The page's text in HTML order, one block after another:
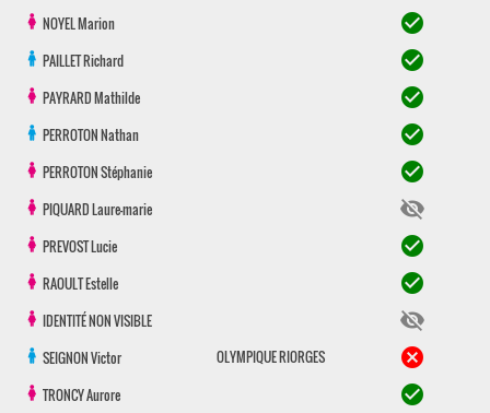
NOYELMarion check_circle
PAILLETRichard check_circle
PAYRARDMathilde check_circle
PERROTONNathan check_circle
PERROTONStéphanie check_circle
PIQUARDLaure-marie visibility_off
PREVOSTLucie check_circle
RAOULTEstelle check_circle
IDENTITÉ NON VISIBLE visibility_off
SEIGNONVictor OLYMPIQUE RIORGES cancel
TRONCYAurore check_circle